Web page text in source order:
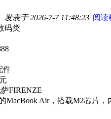
发表于 2026-7-7 11:48:23 |阅读
码类
件
FIRENZE
MacBook Air，搭载M2芯片